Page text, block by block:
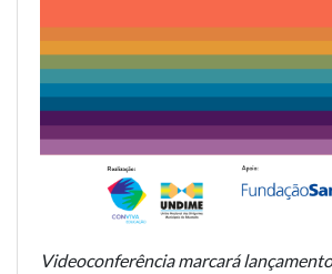
Videoconferência marcará